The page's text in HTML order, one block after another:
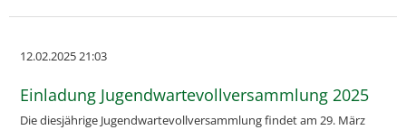
12.02.2025 21:03
Einladung Jugendwartevollversammlung 2025
Die diesjährige Jugendwartevollversammlung findet am 29. März